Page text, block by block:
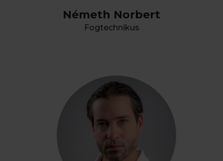
Németh Norbert
Fogtechnikus